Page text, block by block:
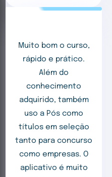
Muito bom o curso,
rápido e prático.
Além do
conhecimento
adquirido, também
uso a Pós como
títulos em seleção
tanto para concurso
como empresas. O
aplicativo é muito